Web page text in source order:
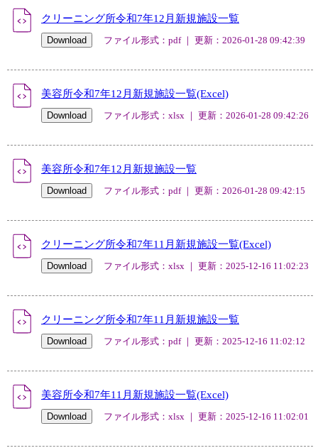
クリーニング所令和7年12月新規施設一覧
ファイル形式：pdf ｜ 更新：2026-01-28 09:42:39
美容所令和7年12月新規施設一覧(Excel)
ファイル形式：xlsx ｜ 更新：2026-01-28 09:42:26
美容所令和7年12月新規施設一覧
ファイル形式：pdf ｜ 更新：2026-01-28 09:42:15
クリーニング所令和7年11月新規施設一覧(Excel)
ファイル形式：xlsx ｜ 更新：2025-12-16 11:02:23
クリーニング所令和7年11月新規施設一覧
ファイル形式：pdf ｜ 更新：2025-12-16 11:02:12
美容所令和7年11月新規施設一覧(Excel)
ファイル形式：xlsx ｜ 更新：2025-12-16 11:02:01